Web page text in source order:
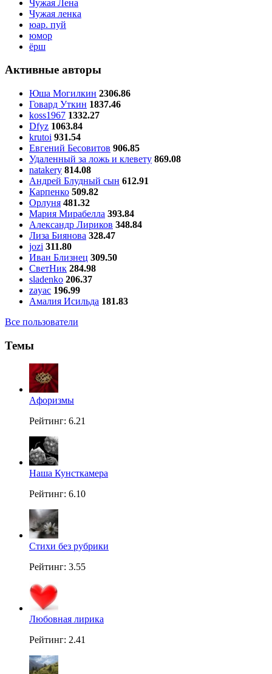
Чужая Лена
Чужая ленка
юар. пуй
юмор
ёрш
Активные авторы
Юша Могилкин 2306.86
Говард Уткин 1837.46
koss1967 1332.27
Dfyz 1063.84
krutoi 931.54
Евгений Бесовитов 906.85
Удаленный за ложь и клевету 869.08
natakery 814.08
Андрей Блудный сын 612.91
Карпенко 509.82
Орлуня 481.32
Мария Мирабелла 393.84
Александр Лириков 348.84
Лиза Биянова 328.47
jozi 311.80
Иван Близнец 309.50
СветНик 284.98
sladenko 206.37
zayac 196.99
Амалия Исильда 181.83
Все пользователи
Темы
Aфоризмы
Рейтинг: 6.21
Наша Кунсткамера
Рейтинг: 6.10
Стихи без рубрики
Рейтинг: 3.55
Любовная лирика
Рейтинг: 2.41